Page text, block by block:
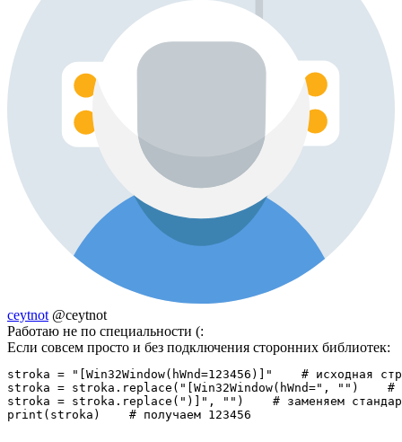
ceytnot @ceytnot
Работаю не по специальности (:
Если совсем просто и без подключения сторонних библиотек:
stroka = "[Win32Window(hWnd=123456)]"    # исходная
stroka = stroka.replace("[Win32Window(hWnd=", "")    #
stroka = stroka.replace(")]", "")    # заменяем
print(stroka)    # получаем 123456